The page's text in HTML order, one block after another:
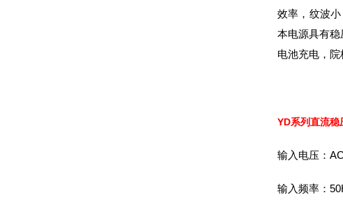
效率，纹波
本电源具有
电池充电，
YD系列直流稳
输入电压：
输入频率：